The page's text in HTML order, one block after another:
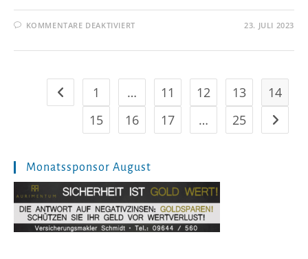
KOMMENTARE DEAKTIVIERTFÜR
TISCHTENNIS-
23. JULI 2023
Zur vorherigen Seite
1 … 11 12 13
14
15
16 17 … 25 Zur
Monatssponsor August